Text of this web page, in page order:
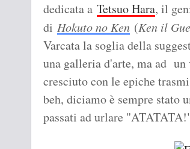
dedicata a Tetsuo Hara, il
di Hokuto no Ken (Ken il
Varcata la soglia della
una galleria d'arte, ma ad
cresciuto con le epiche
beh, diciamo è sempre stato
passati ad urlare